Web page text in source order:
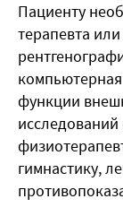
Пациенту
терапевта
функции
гимнастику,